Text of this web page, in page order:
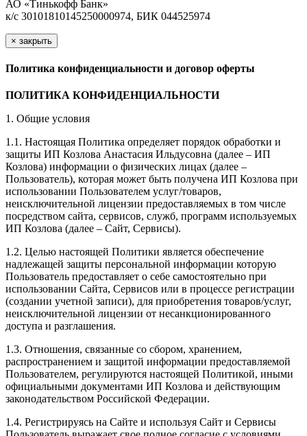
АО «Тинькофф Банк»
к/с 30101810145250000974, БИК 044525974
× закрыть
Политика конфиденциальности и договор оферты
ПОЛИТИКА КОНФИДЕНЦИАЛЬНОСТИ
1. Общие условия
1.1. Настоящая Политика определяет порядок обработки и
защиты ИП Козлова Анастасия Ильдусовна (далее – ИП
Козлова) информации о физических лицах (далее –
Пользователь), которая может быть получена ИП Козлова при
использовании Пользователем услуг/товаров,
неисключительной лицензии предоставляемых в том числе
посредством сайта, сервисов, служб, программ используемых
ИП Козлова (далее – Сайт, Сервисы).
1.2. Целью настоящей Политики является обеспечение
надлежащей защиты персональной информации которую
Пользователь предоставляет о себе самостоятельно при
использовании Сайта, Сервисов или в процессе регистрации
(создании учетной записи), для приобретения товаров/услуг,
неисключительной лицензии от несанкционированного
доступа и разглашения.
1.3. Отношения, связанные со сбором, хранением,
распространением и защитой информации предоставляемой
Пользователем, регулируются настоящей Политикой, иными
официальными документами ИП Козловa и действующим
законодательством Российской Федерации.
1.4. Регистрируясь на Сайте и используя Сайт и Сервисы